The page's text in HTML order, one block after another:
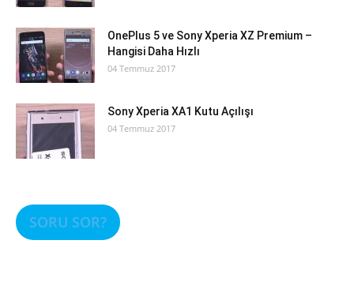
OnePlus 5 ve Sony Xperia XZ Premium –
Hangisi Daha Hızlı
04 Temmuz 2017
Sony Xperia XA1 Kutu Açılışı
04 Temmuz 2017
SORU SOR?